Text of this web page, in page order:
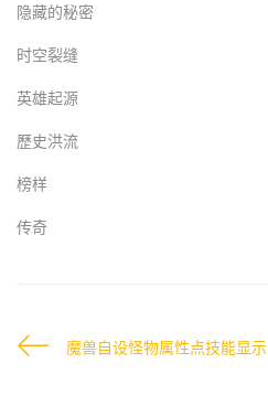
隐藏的秘密
时空裂缝
英雄起源
歷史洪流
榜样
传奇
魔兽自设怪物属性点技能显示